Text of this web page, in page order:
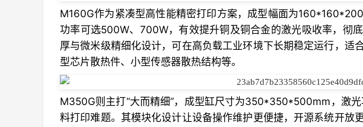
M160G作为紧凑型高性能精密打印方案，成型幅面为
功率可选500W、700W，有效提升铜及铜合金的激光吸收率，彻
厚与微米级精细化设计，可在高负载工业环境下长期稳定运行，适
型芯片散热件、小型传感器散热结构等。
M350G则主打“大而精细”，成型缸尺寸为350*350*500mm，激
料打印难题。其模块化设计让设备操作维护更便捷，开源系统开放